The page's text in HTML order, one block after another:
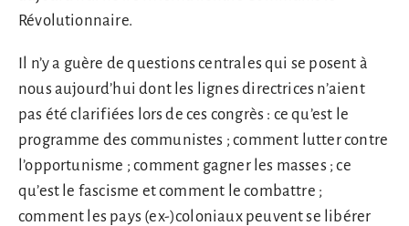
Révolutionnaire.
Il n’y a guère de questions centrales qui se posent à
nous aujourd’hui dont les lignes directrices n’aient
pas été clarifiées lors de ces congrès : ce qu’est le
programme des communistes ; comment lutter contre
l’opportunisme ; comment gagner les masses ; ce
qu’est le fascisme et comment le combattre ;
comment les pays (ex-)coloniaux peuvent se libérer